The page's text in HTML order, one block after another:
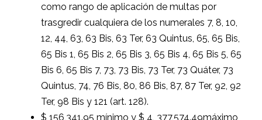
como rango de aplicación de multas por
trasgredir cualquiera de los numerales 7, 8, 10,
12, 44, 63, 63 Bis, 63 Ter, 63 Quintus, 65, 65 Bis,
65 Bis 1, 65 Bis 2, 65 Bis 3, 65 Bis 4, 65 Bis 5, 65
Bis 6, 65 Bis 7, 73, 73 Bis, 73 Ter, 73 Quáter, 73
Quintus, 74, 76 Bis, 80, 86 Bis, 87, 87 Ter, 92, 92
Ter, 98 Bis y 121 (art. 128).
$ 156,341.95 mínimo y $ 4, 377,574.49máximo